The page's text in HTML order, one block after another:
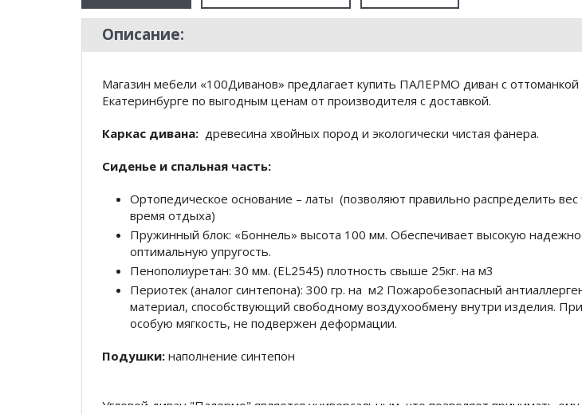
Описание:
Магазин мебели «100Диванов» предлагает купить ПАЛЕРМО диван с оттоманкой
Екатеринбурге по выгодным ценам от производителя с доставкой.
Каркас дивана: древесина хвойных пород и экологически чистая фанера.
Сиденье и спальная часть:
Ортопедическое основание – латы (позволяют правильно распределить вес
время отдыха)
Пружинный блок: «Боннель» высота 100 мм. Обеспечивает высокую
оптимальную упругость.
Пенополиуретан: 30 мм. (EL2545) плотность свыше 25кг. на м3
Периотек (аналог синтепона): 300 гр. на м2 Пожаробезопасный
материал, способствующий свободному воздухообмену внутри изделия.
особую мягкость, не подвержен деформации.
Подушки: наполнение синтепон
Угловой диван "Палермо" является универсальным, что позволяет принимать